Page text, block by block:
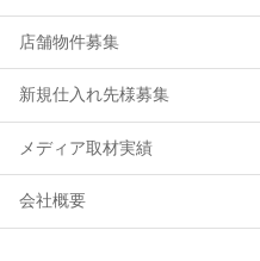
店舗物件募集
新規仕入れ先様募集
メディア取材実績
会社概要